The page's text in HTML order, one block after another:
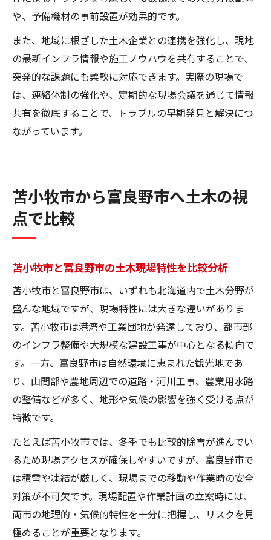
や、予備機材の事前設置が効果的です。
また、地域に根ざした土木企業との連携を強化し、現地
の最新インフラ情報や施工ノウハウを共有することで、
突発的な課題にも柔軟に対応できます。実際の現場で
は、連絡体制の強化や、定期的な現場会議を通じて情報
共有を徹底することで、トラブルの早期発見と解決につ
ながっています。
苫小牧市から富良野市へ土木の視
点で比較
苫小牧市と富良野市の土木現場特性を比較分析
苫小牧市と富良野市は、いずれも北海道内で土木分野が
盛んな地域ですが、現場特性には大きな違いがありま
す。苫小牧市は港湾や工業団地が発達しており、都市部
のインフラ整備や大規模な建設工事が中心となる傾向で
す。一方、富良野市は自然環境に恵まれた観光地であ
り、山間部や農地周辺での道路・河川工事、農業用水路
の整備などが多く、地形や気候の影響を強く受ける点が
特徴です。
たとえば苫小牧市では、冬季でも比較的除雪が進んでい
るため現場アクセスが確保しやすいですが、富良野市で
は積雪や凍結が厳しく、現場までの移動や作業時の安全
対策が不可欠です。現場配置や作業計画の立案時には、
両市の地理的・気候的特性を十分に把握し、リスクを見
極めることが重要となります。